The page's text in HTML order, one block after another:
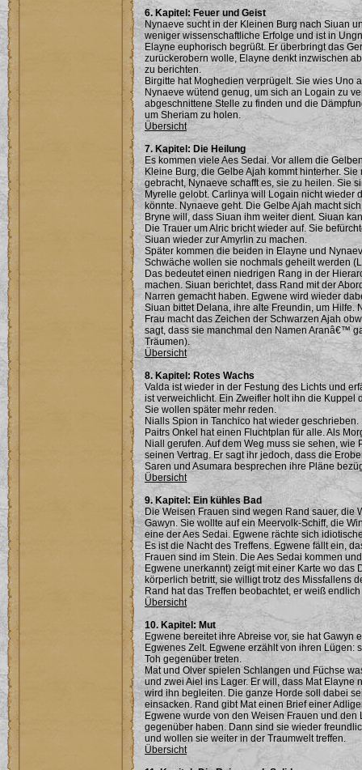
6. Kapitel: Feuer und Geist
Nynaeve sucht in der Kleinen Burg nach Siuan
weniger wissenschaftliche Erfolge und ist in
Elayne euphorisch begrüßt. Er überbringt das
zurückerobern wolle, Elayne denkt inzwischen
zu berichten.
Birgitte hat Moghedien verprügelt. Sie wies Uno
Nynaeve wütend genug, um sich an Logain zu
abgeschnittene Stelle zu finden und die
um Sheriam zu holen.
Übersicht
7. Kapitel: Die Heilung
Es kommen viele Aes Sedai. Vor allem die
Kleine Burg, die Gelbe Ajah kommt hinterher.
gebracht, Nynaeve schafft es, sie zu heilen. Sie
Myrelle gelobt. Carlinya will Logain nicht wieder
könnte. Nynaeve geht. Die Gelbe Ajah macht
Bryne will, dass Siuan ihm weiter dient. Siuan
Die Trauer um Alric bricht wieder auf. Sie
Siuan wieder zur Amyrlin zu machen.
Später kommen die beiden in Elayne und
Schwäche wollen sie nochmals geheilt werden
Das bedeutet einen niedrigen Rang in der
machen. Siuan berichtet, dass Rand mit der
Narren gemacht haben. Egwene wird wieder
Siuan bittet Delana, ihre alte Freundin, um Hilfe.
Frau macht das Zeichen der Schwarzen Ajah
sagt, dass sie manchmal den Namen Aranâ€™
Träumen).
Übersicht
8. Kapitel: Rotes Wachs
Valda ist wieder in der Festung des Lichts und
ist verweichlicht. Ein Zweifler holt ihn die Kuppel
Sie wollen später mehr reden.
Nialls Spion in Tanchico hat wieder
Paitrs Onkel hat einen Fluchtplan für alle. Als
Niall gerufen. Auf dem Weg muss sie sehen,
seinen Vertrag. Er sagt ihr jedoch, dass die
Saren und Asumara besprechen ihre Pläne
Übersicht
9. Kapitel: Ein kühles Bad
Die Weisen Frauen sind wegen Rand sauer, die
Gawyn. Sie wollte auf ein Meervolk-Schiff, die
eine der Aes Sedai. Egwene rächte sich
Es ist die Nacht des Treffens. Egwene fällt ein,
Frauen sind im Stein. Die Aes Sedai kommen
Egwene unerkannt) zeigt mit einer Karte wo
körperlich betritt, sie willigt trotz des Missfallens
Rand hat das Treffen beobachtet, er weiß
Übersicht
10. Kapitel: Mut
Egwene bereitet ihre Abreise vor, sie hat Gawyn
Egwenes Zelt. Egwene erzählt von ihren Lügen:
Toh gegenüber treten.
Mat und Olver spielen Schlangen und Füchse
und zwei Aiel ins Lager. Er will, dass Mat
wird ihn begleiten. Die ganze Horde soll dabei
einsacken. Rand gibt Mat einen Brief einer
Egwene wurde von den Weisen Frauen und
gegenüber haben. Dann sind sie wieder
und wollen sie weiter in der Traumwelt treffen.
Übersicht